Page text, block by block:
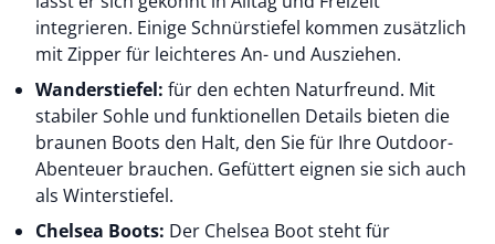
integrieren. Einige Schnürstiefel kommen zusätzlich
mitZipper für leichteres An- und Ausziehen.
Wanderstiefel: für den echten Naturfreund. Mit
stabiler Sohle und funktionellen Details bieten die
braunen Boots den Halt, den Sie für Ihre Outdoor-
Abenteuer brauchen. Gefüttert eignen sie sich auch
als Winterstiefel.
Chelsea Boots: Der Chelsea Bootsteht für